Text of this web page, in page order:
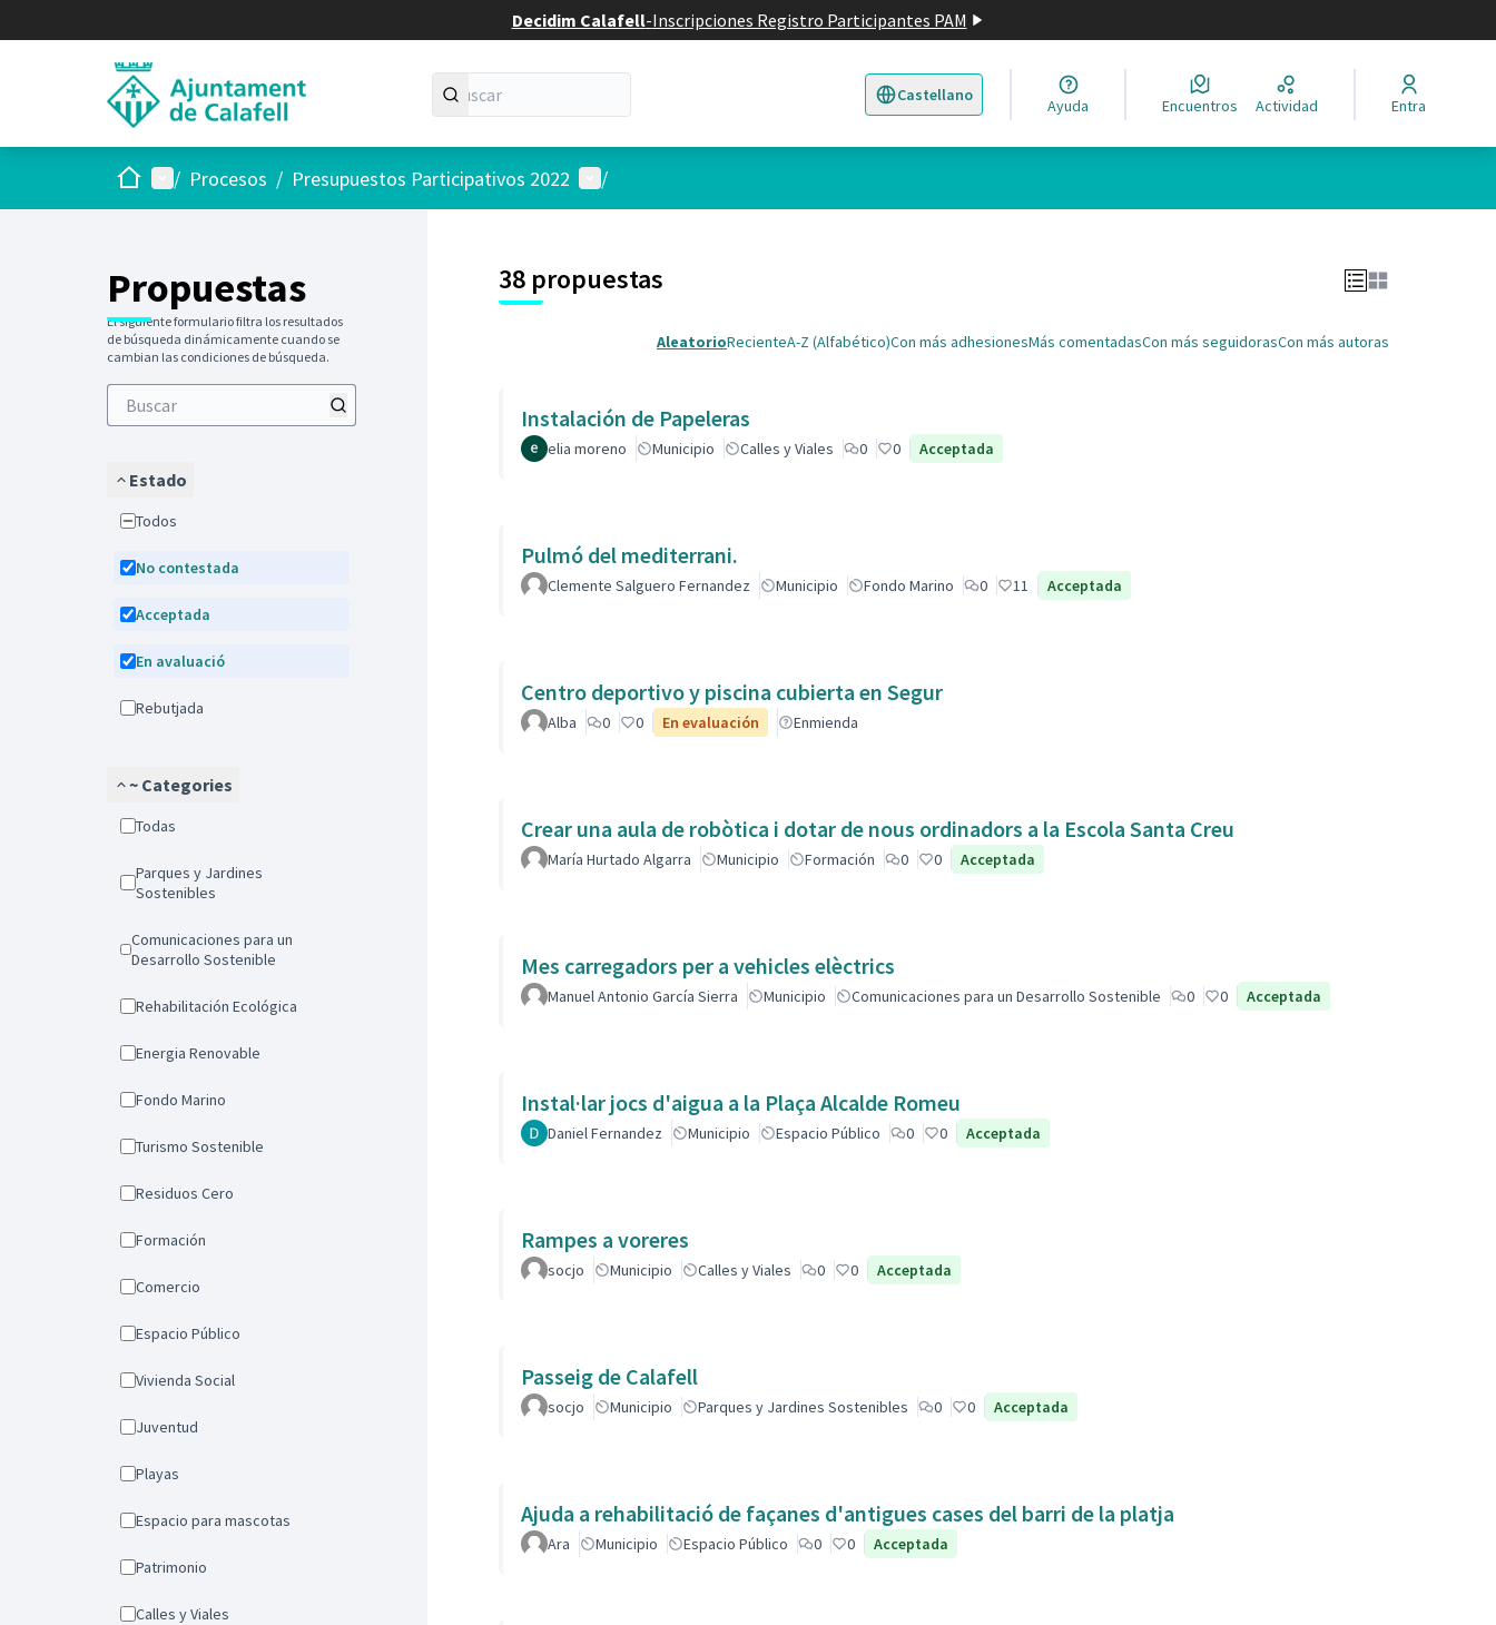
Decidim Calafell-Inscripciones Registro Participantes PAM
Castellano
Triar la llengua Elegir el idioma
Ayuda Encuentros Actividad Entra
InicioMenú principal
/ Procesos / Presupuestos Participativos 2022 Menú de usuario
/
Propuestas
El siguiente formulario filtra los resultados
de búsqueda dinámicamente cuando se
cambian las condiciones de búsqueda.
Estado
Todos
No contestada
Acceptada
En avaluació
Rebutjada
~ Categories
Todas
Parques y Jardines
Sostenibles
Comunicaciones para un
Desarrollo Sostenible
Rehabilitación Ecológica
Energia Renovable
Fondo Marino
Turismo Sostenible
Residuos Cero
Formación
Comercio
Espacio Público
Vivienda Social
Juventud
Playas
Espacio para mascotas
Patrimonio
Calles y Viales
38 propuestas
AleatorioRecienteA-Z (Alfabético)Con más adhesionesMás comentadasCon más seguidorasCon más autoras
Instalación de Papeleras
elia moreno Municipio Calles y Viales 0 0 Acceptada
Pulmó del mediterrani.
Clemente Salguero Fernandez Municipio Fondo Marino 0 11 Acceptada
Centro deportivo y piscina cubierta en Segur
Alba 0 0 En evaluación Enmienda
Crear una aula de robòtica i dotar de nous ordinadors a la Escola Santa Creu
María Hurtado Algarra Municipio Formación 0 0 Acceptada
Mes carregadors per a vehicles elèctrics
Manuel Antonio García Sierra Municipio Comunicaciones para un Desarrollo Sostenible 0 0 Acceptada
Instal·lar jocs d'aigua a la Plaça Alcalde Romeu
Daniel Fernandez Municipio Espacio Público 0 0 Acceptada
Rampes a voreres
socjo Municipio Calles y Viales 0 0 Acceptada
Passeig de Calafell
socjo Municipio Parques y Jardines Sostenibles 0 0 Acceptada
Ajuda a rehabilitació de façanes d'antigues cases del barri de la platja
Ara Municipio Espacio Público 0 0 Acceptada